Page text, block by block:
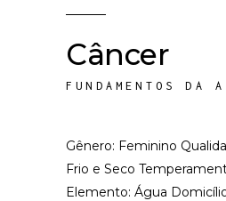
Câncer
FUNDAMENTOS DA
Gênero: Feminino
Frio e Seco
Elemento: Água